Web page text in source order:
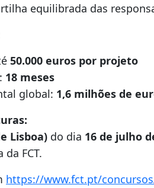
equilibrada das
50.000 euros por projeto
18 meses
global: 1,6 milhões de
Lisboa) do dia 16 de julho
FCT.
https://www.fct.pt/